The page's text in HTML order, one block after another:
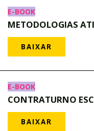
E-BOOK
METODOLOGIAS
BAIXAR
E-BOOK
CONTRATURNO
BAIXAR